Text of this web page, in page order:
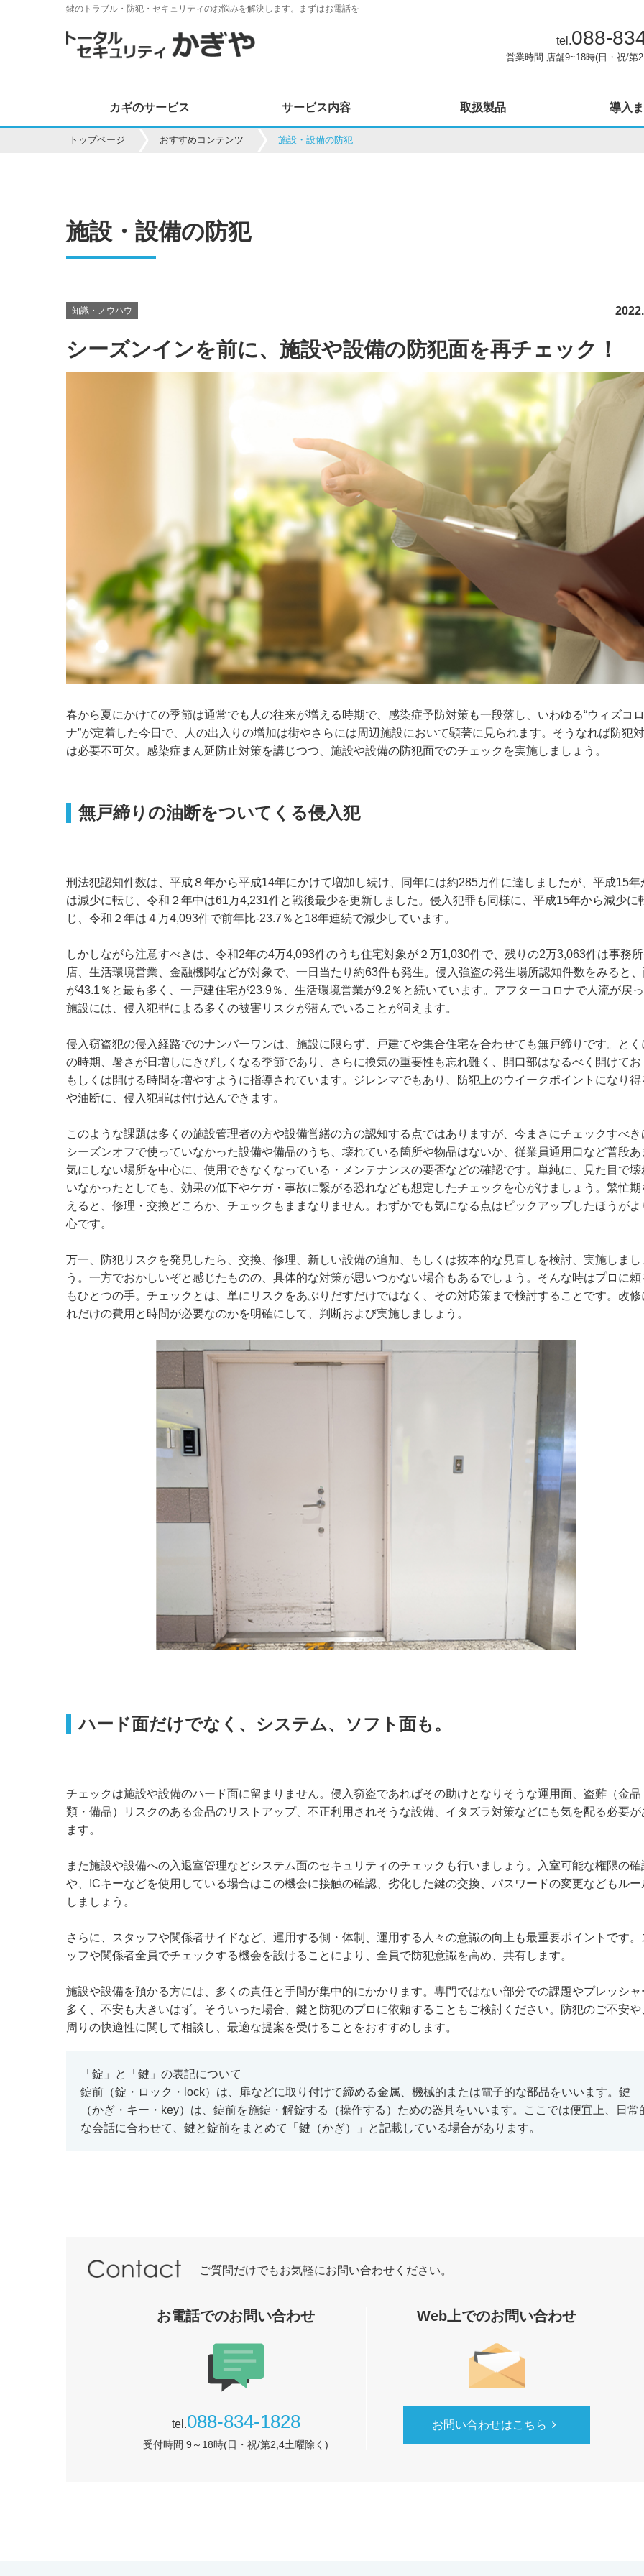
鍵のトラブル・防犯・セキュリティのお悩みを解決します。まずはお電話を
tel.088-
営業時間 店舗9~18時(日・祝/
カギのサービス サービス内容 取扱製品 導入
トップページ おすすめコンテンツ 施設・設備の防犯
施設・設備の防犯
知識・ノウハウ
シーズンインを前に、施設や設備の防犯面を再チェック！
春から夏にかけての季節は通常でも人の往来が増える時期で、感染症予防対策も一段落し、いわゆる“ウィズコロ
ナ”が定着した今日で、人の出入りの増加は街やさらには周辺施設において顕著に見られます。そうなれば防犯
は必要不可欠。感染症まん延防止対策を講じつつ、施設や設備の防犯面でのチェックを実施しましょう。
無戸締りの油断をついてくる侵入犯
刑法犯認知件数は、平成８年から平成14年にかけて増加し続け、同年には約285万件に達しましたが、平成15年
は減少に転じ、令和２年中は61万4,231件と戦後最少を更新しました。侵入犯罪も同様に、平成15年から減少に
じ、令和２年は４万4,093件で前年比-23.7％と18年連続で減少しています。
しかしながら注意すべきは、令和2年の4万4,093件のうち住宅対象が２万1,030件で、残りの2万3,063件は事務
店、生活環境営業、金融機関などが対象で、一日当たり約63件も発生。侵入強盗の発生場所認知件数をみると
が43.1％と最も多く、一戸建住宅が23.9％、生活環境営業が9.2％と続いています。アフターコロナで人流が戻
施設には、侵入犯罪による多くの被害リスクが潜んでいることが伺えます。
侵入窃盗犯の侵入経路でのナンバーワンは、施設に限らず、戸建てや集合住宅を合わせても無戸締りです。とく
の時期、暑さが日増しにきびしくなる季節であり、さらに換気の重要性も忘れ難く、開口部はなるべく開けてお
もしくは開ける時間を増やすように指導されています。ジレンマでもあり、防犯上のウイークポイントになり得
や油断に、侵入犯罪は付け込んできます。
このような課題は多くの施設管理者の方や設備営繕の方の認知する点ではありますが、今まさにチェックすべき
シーズンオフで使っていなかった設備や備品のうち、壊れている箇所や物品はないか、従業員通用口など普段あ
気にしない場所を中心に、使用できなくなっている・メンテナンスの要否などの確認です。単純に、見た目で壊
いなかったとしても、効果の低下やケガ・事故に繋がる恐れなども想定したチェックを心がけましょう。繁忙期
えると、修理・交換どころか、チェックもままなりません。わずかでも気になる点はピックアップしたほうがよ
心です。
万一、防犯リスクを発見したら、交換、修理、新しい設備の追加、もしくは抜本的な見直しを検討、実施しまし
う。一方でおかしいぞと感じたものの、具体的な対策が思いつかない場合もあるでしょう。そんな時はプロに頼
もひとつの手。チェックとは、単にリスクをあぶりだすだけではなく、その対応策まで検討することです。改修
れだけの費用と時間が必要なのかを明確にして、判断および実施しましょう。
ハード面だけでなく、システム、ソフト面も。
チェックは施設や設備のハード面に留まりません。侵入窃盗であればその助けとなりそうな運用面、盗難（金品
類・備品）リスクのある金品のリストアップ、不正利用されそうな設備、イタズラ対策などにも気を配る必要が
ます。
また施設や設備への入退室管理などシステム面のセキュリティのチェックも行いましょう。入室可能な権限の確
や、ICキーなどを使用している場合はこの機会に接触の確認、劣化した鍵の交換、パスワードの変更などもルー
しましょう。
さらに、スタッフや関係者サイドなど、運用する側・体制、運用する人々の意識の向上も最重要ポイントです。
ッフや関係者全員でチェックする機会を設けることにより、全員で防犯意識を高め、共有します。
施設や設備を預かる方には、多くの責任と手間が集中的にかかります。専門ではない部分での課題やプレッシャ
多く、不安も大きいはず。そういった場合、鍵と防犯のプロに依頼することもご検討ください。防犯のご不安や
周りの快適性に関して相談し、最適な提案を受けることをおすすめします。
「錠」と「鍵」の表記について
錠前（錠・ロック・lock）は、扉などに取り付けて締める金属、機械的または電子的な部品をいいます。鍵
（かぎ・キー・key）は、錠前を施錠・解錠する（操作する）ための器具をいいます。ここでは便宜上、日常
な会話に合わせて、鍵と錠前をまとめて「鍵（かぎ）」と記載している場合があります。
ご質問だけでもお気軽にお問い合わせください。
お電話でのお問い合わせ
tel.088-834-1828
受付時間 9～18時(日・祝/第2,4土曜除く)
Web上でのお問い合わせ
お問い合わせはこちら